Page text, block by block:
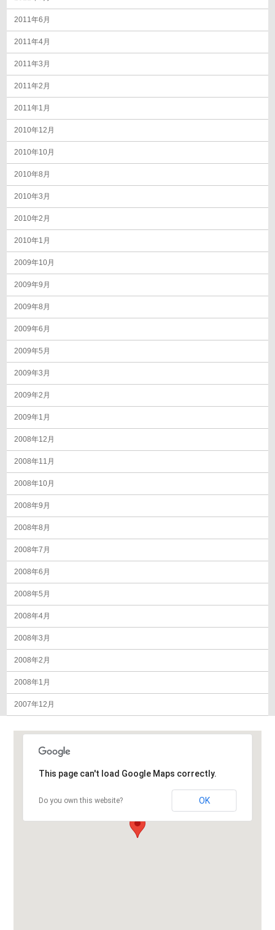
2011年6月
2011年4月
2011年3月
2011年2月
2011年1月
2010年12月
2010年10月
2010年8月
2010年3月
2010年2月
2010年1月
2009年10月
2009年9月
2009年8月
2009年6月
2009年5月
2009年3月
2009年2月
2009年1月
2008年12月
2008年11月
2008年10月
2008年9月
2008年8月
2008年7月
2008年6月
2008年5月
2008年4月
2008年3月
2008年2月
2008年1月
2007年12月
This page can't load Google Maps correctly.
Do you own this website? OK